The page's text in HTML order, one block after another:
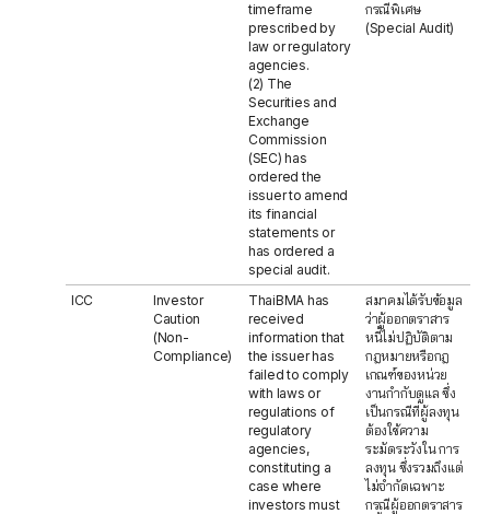
timeframe
prescribed by
law or regulatory
agencies.
(2) The
Securities and
Exchange
Commission
(SEC) has
ordered the
issuer to amend
its financial
statements or
has ordered a
special audit.
กรณีพิเศษ
(Special Audit)
ICC
Investor
Caution
(Non-
Compliance)
ThaiBMA has
received
information that
the issuer has
failed to comply
with laws or
regulations of
regulatory
agencies,
constituting a
case where
investors must
สมาคมได้รับข้อมูล
ว่าผู้ออกตราสาร
หนี้ไม่ปฏิบัติตาม
กฎหมายหรือกฎ
เกณฑ์ของหน่วย
งานกำกับดูแล ซึ่ง
เป็นกรณีที่ผู้ลงทุน
ต้องใช้ความ
ระมัดระวังใน การ
ลงทุน ซึ่งรวมถึงแต่
ไม่จำกัดเฉพาะ
กรณีผู้ออกตราสาร